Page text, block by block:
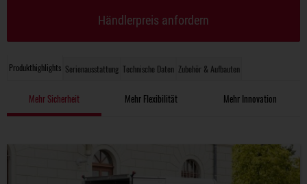
Produkthighlights Serienausstattung Technische Daten Zubehör & Aufbauten
Mehr Sicherheit Mehr Flexibilität Mehr Innovation
Händlerpreis anfordern